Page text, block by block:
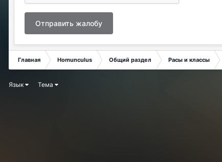
Отправить жалобу
Главная Homunculus Общий раздел Расы и классы
Язык Тема